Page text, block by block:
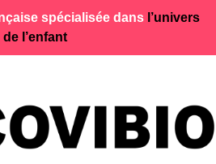
spécialisée dans l’univers
de l’enfant